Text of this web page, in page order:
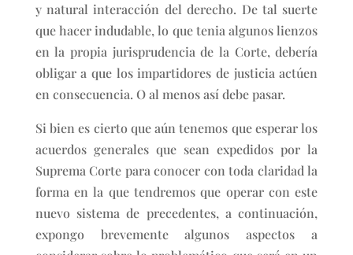
y natural interacción del derecho. De tal suerte
que hacer indudable, lo que tenia algunos lienzos
en la propia jurisprudencia de la Corte, debería
obligar a que los impartidores de justicia actúen
en consecuencia. O al menos así debe pasar.
Si bien es cierto que aún tenemos que esperar los
acuerdos generales que sean expedidos por la
Suprema Corte para conocer con toda claridad la
forma en la que tendremos que operar con este
nuevo sistema de precedentes, a continuación,
expongo brevemente algunos aspectos a